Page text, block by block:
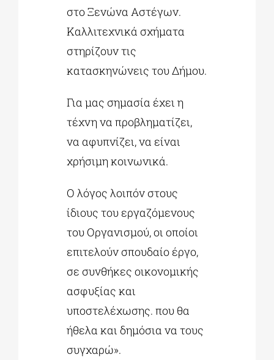
στο Ξενώνα Αστέγων.
Καλλιτεχνικά σχήματα
στηρίζουν τις
κατασκηνώνεις του Δήμου.
Για μας σημασία έχει η
τέχνη να προβληματίζει,
να αφυπνίζει, να είναι
χρήσιμη κοινωνικά.
Ο λόγος λοιπόν στους
ίδιους του εργαζόμενους
του Οργανισμού, οι οποίοι
επιτελούν σπουδαίο έργο,
σε συνθήκες οικονομικής
ασφυξίας και
υποστελέχωσης. που θα
ήθελα και δημόσια να τους
συγχαρώ».